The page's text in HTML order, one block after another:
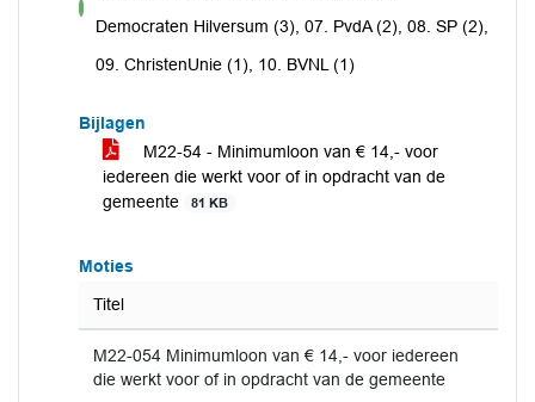
voorDemocraten Hilversum (3), 07. PvdA (2), 08. SP (2),
09. ChristenUnie (1), 10. BVNL (1)
Bijlagen
M22-54 - Minimumloon van € 14,- voor
iedereen die werkt voor of in opdracht van de
gemeente
81 KB
Moties
Titel
M22-054 Minimumloon van € 14,- voor iedereen
die werkt voor of in opdracht van de gemeente